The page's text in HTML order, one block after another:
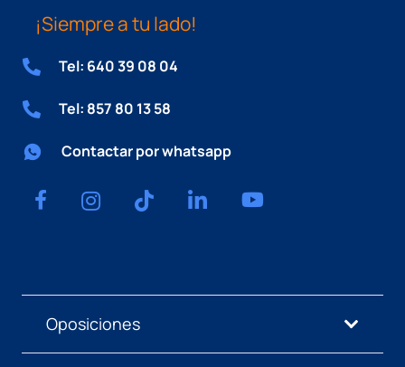
¡Siempre a tu lado!
Tel: 640 39 08 04
Tel: 857 80 13 58
Contactar por whatsapp
Oposiciones